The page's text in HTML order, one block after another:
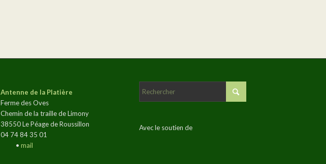
Antenne de la Platière
Ferme des Oves
Chemin de la traille de Limony
38550 Le Péage de Roussillon
04 74 84 35 01
• mail
Avec le soutien de